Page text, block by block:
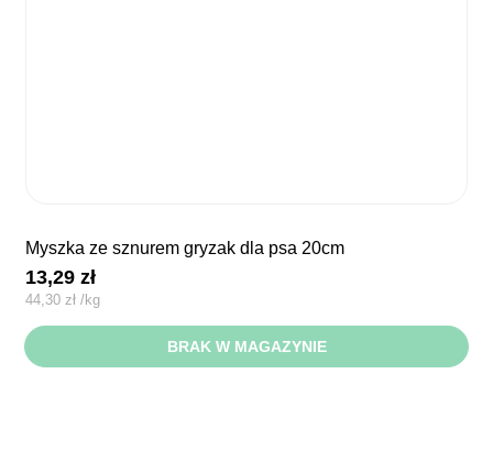
myszka ze sznurem gryzak dla psa 20cm
13,29zł
44,30 zł /kg
BRAK W MAGAZYNIE